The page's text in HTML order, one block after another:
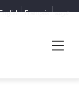
Français عربية